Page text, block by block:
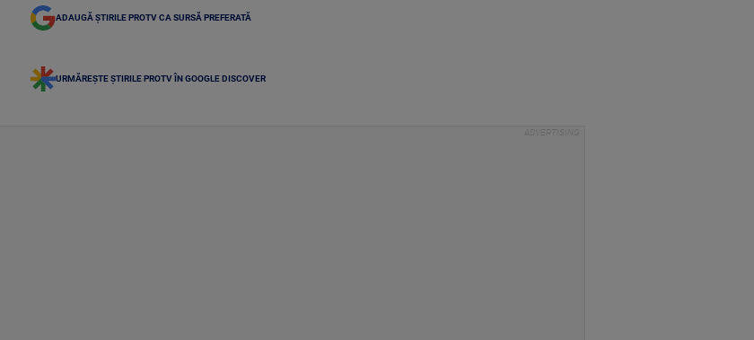
ADAUGĂ ȘTIRILE PROTV CA SURSĂ PREFERATĂ
URMĂREȘTE ȘTIRILE PROTV ÎN GOOGLE DISCOVER